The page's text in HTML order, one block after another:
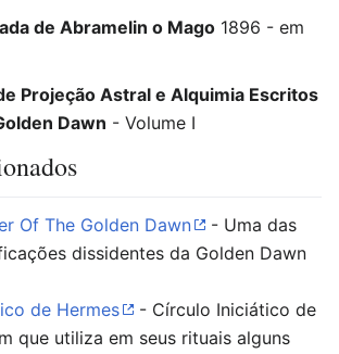
de Abramelin o Mago 1896 - em
Projeção Astral e Alquimia Escritos
Dawn - Volume I
Of The Golden Dawn
- Uma das
dissidentes da Golden Dawn
de Hermes
- Círculo Iniciático de
que utiliza em seus rituais alguns